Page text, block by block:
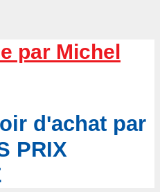
par Michel
d'achat par
PRIX